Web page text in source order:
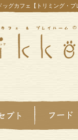
グカフェ【トリミング・プ